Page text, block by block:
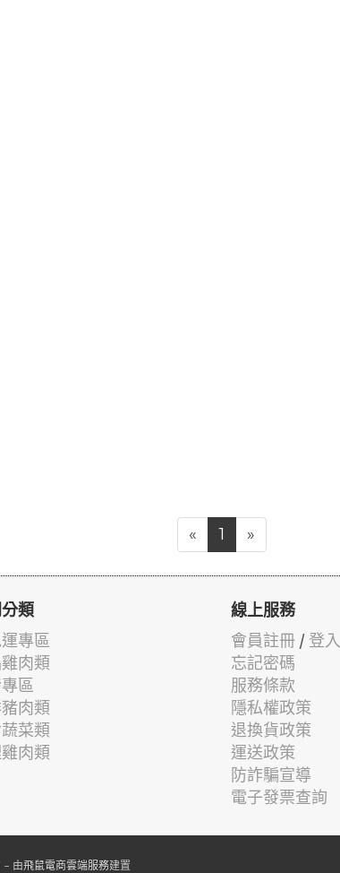
« 1 »
類
專區
肉類
區
肉類
菜類
肉類
線上服務
會員註冊 / 登入
忘記密碼
服務條款
隱私權政策
退換貨政策
運送政策
防詐騙宣導
電子發票查詢
- 由飛鼠電商雲端服務建置